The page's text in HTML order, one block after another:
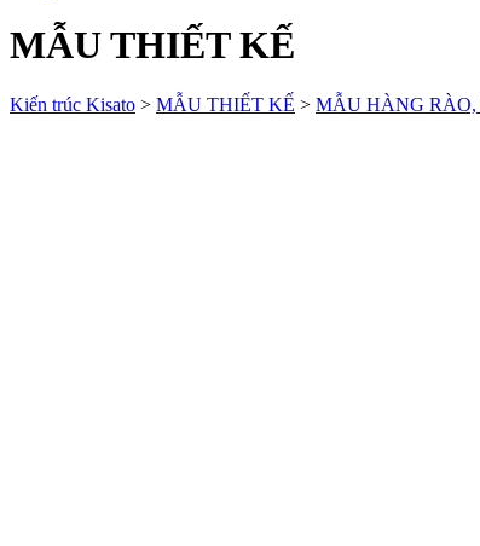
MẪU THIẾT KẾ
Kiến trúc Kisato > MẪU THIẾT KẾ > MẪU HÀNG